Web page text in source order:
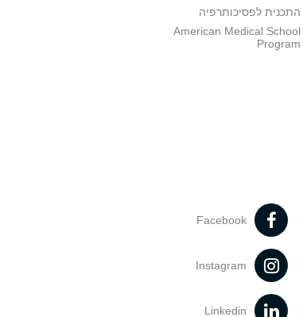
התכנית לפסיכותרפיה
American Medical School
Program
Facebook
Instagram
Linkedin